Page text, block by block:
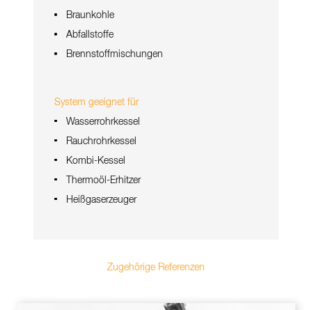
Braunkohle
Abfallstoffe
Brennstoffmischungen
System geeignet für
Wasserrohrkessel
Rauchrohrkessel
Kombi-Kessel
Thermoöl-Erhitzer
Heißgaserzeuger
Zugehörige Referenzen